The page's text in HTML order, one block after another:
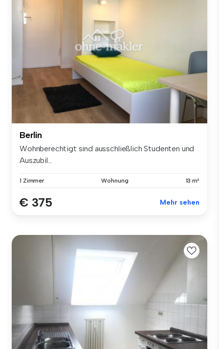
Berlin
Wohnberechtigt sind ausschließlich Studenten und
Auszubil...
1 Zimmer Wohnung 13 m²
€ 375 Mehr sehen